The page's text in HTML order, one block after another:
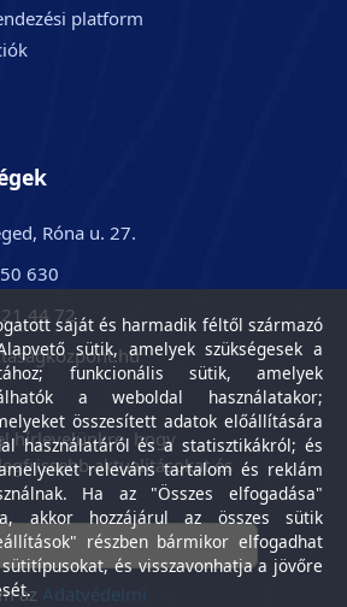
platform
Róna u. 27.
630
44 72
hírlevelünkre, hogy
aktualitásokat és
azAdatvédelmi
saját és harmadik féltől származó
sütik, amelyek szükségesek a
funkcionális sütik, amelyek
a weboldal használatakor;
összesített adatok előállítására
használatáról és a statisztikákról; és
releváns tartalom és reklám
Ha az "Összes elfogadása"
akkor hozzájárul az összes sütik
részben bármikor elfogadhat
és visszavonhatja a jövőre